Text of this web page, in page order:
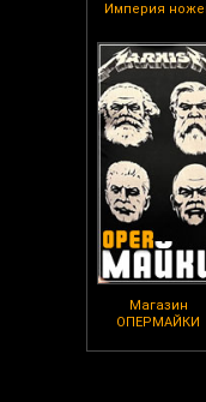
Империя
Магазин
ОПЕРМАЙКИ